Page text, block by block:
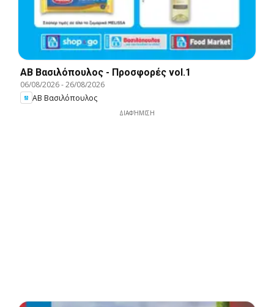
ΑΒ Βασιλόπουλος - Προσφορές vol.1
06/08/2026-26/08/2026
ΑΒ Βασιλόπουλος
ΔΙΑΦΉΜΙΣΗ